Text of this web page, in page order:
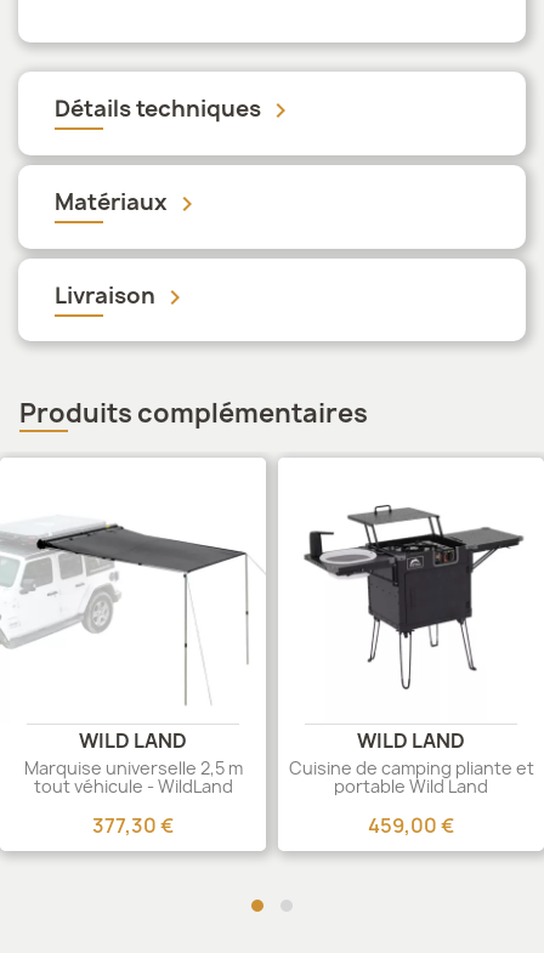
Détails techniques keyboard_arrow_down
Matériaux keyboard_arrow_down
Livraison keyboard_arrow_down
Produits complémentaires
WILD LAND
Marquise universelle 2,5 m
tout véhicule - WildLand
377,30 €
WILD LAND
Cuisine de camping pliante et
portable Wild Land
459,00 €